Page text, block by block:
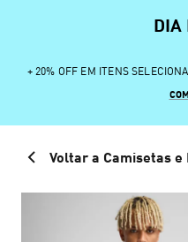
DIA
+ 20% OFF EM ITENS
Voltar a Camisetas e